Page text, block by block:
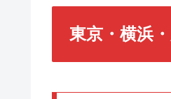
東京・横浜